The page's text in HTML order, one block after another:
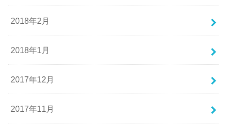
2018年2月
2018年1月
2017年12月
2017年11月